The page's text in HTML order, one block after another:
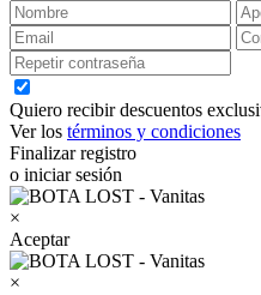
Quiero recibir descuentos
Ver los términos y condiciones
Finalizar registro
o iniciar sesión
×
Aceptar
×